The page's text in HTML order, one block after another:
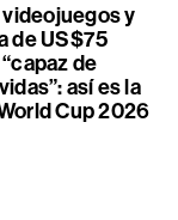
y
de US$75
de
así es la
Cup 2026